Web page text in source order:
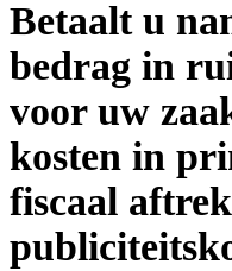
Betaalt u
bedrag in
voor uw
kosten in
fiscaal